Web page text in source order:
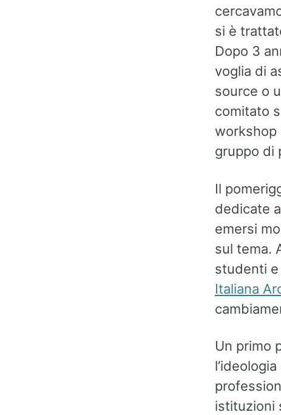
si è
Dopo 3
voglia di
source o
comitato
workshop
gruppo di
Il
dedicate
emersi
sul tema.
studenti
Italiana
Un primo
istituzioni